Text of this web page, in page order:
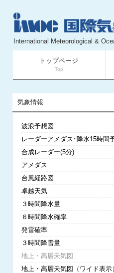
International Meteorological &
トップページ
Top
気象情報
波浪予想図
レーダーアメダス･降水15時間
合成レーダー(5分)
アメダス
台風経路図
卓越天気
３時間降水量
６時間降水確率
発雷確率
３時間降雪量
地上・高層天気図
地上・高層天気図（ワイド表示